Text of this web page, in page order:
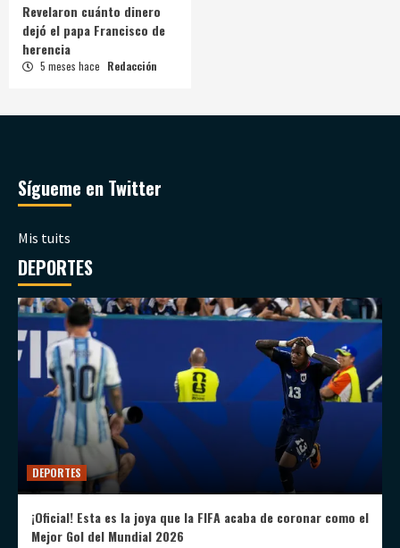
Revelaron cuánto dinero
dejó el papa Francisco de
herencia
5 meses hace Redacción
Sígueme en Twitter
Mis tuits
DEPORTES
DEPORTES
¡Oficial! Esta es la joya que la FIFA acaba de coronar como el
Mejor Gol del Mundial 2026